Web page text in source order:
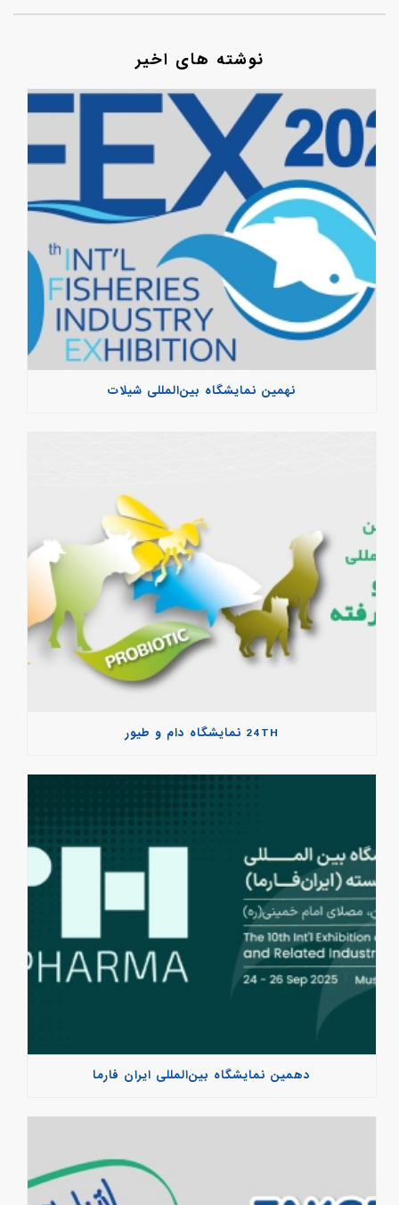
نوشته های اخیر
نهمین نمایشگاه بین‌المللی شیلات
24TH نمایشگاه دام و طیور
دهمین نمایشگاه بین‌المللی ایران فارما